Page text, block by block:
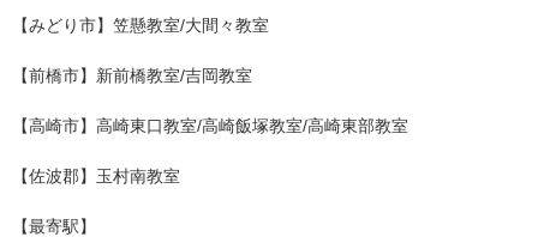
【みどり市】笠懸教室/大間々教室
【前橋市】新前橋教室/吉岡教室
【高崎市】高崎東口教室/高崎飯塚教室/高崎東部教室
【佐波郡】玉村南教室
【最寄駅】